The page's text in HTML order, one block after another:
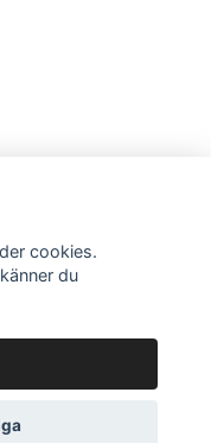
i Adelöv
cookies.
du